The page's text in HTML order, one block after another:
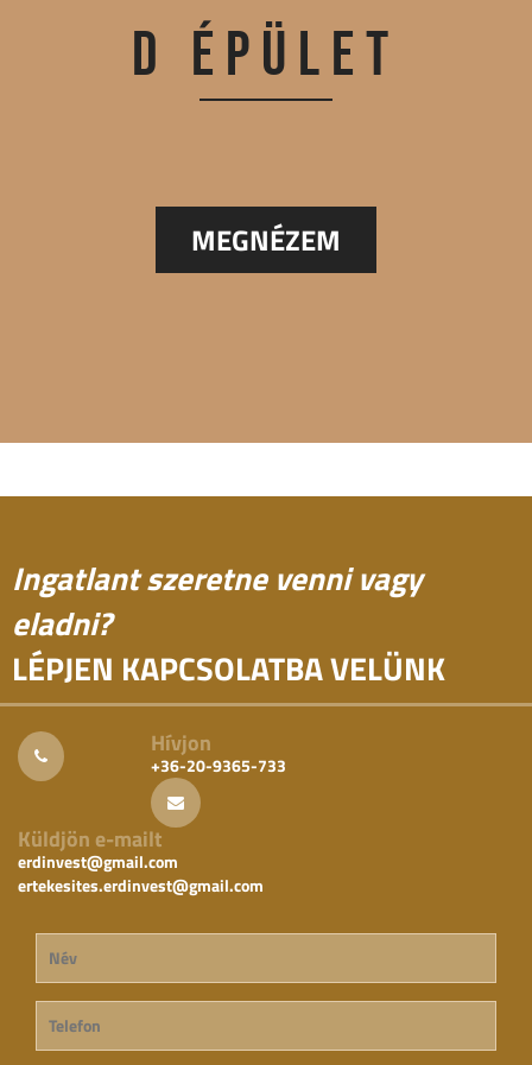
D ÉPÜLET
MEGNÉZEM
Ingatlant szeretne venni vagy
eladni?
LÉPJEN KAPCSOLATBA VELÜNK
Hívjon
+36-20-9365-733
Küldjön e-mailt
erdinvest@gmail.com
ertekesites.erdinvest@gmail.com